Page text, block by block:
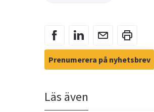
Prenumerera på nyhetsbrev
Läs även